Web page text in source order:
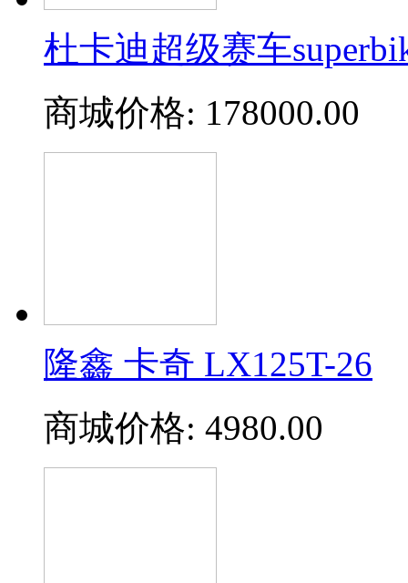
杜卡迪超级赛车
商城价格: 178000.00
隆鑫 卡奇 LX125T-26
商城价格: 4980.00